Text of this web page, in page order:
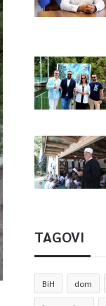
TAGOVI
BiH dom